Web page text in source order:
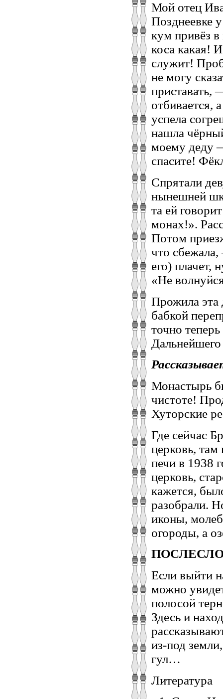
Мой отец
Позднеевке
кум привёз
коса какая!
служит!
не могу
приставать,
отбивается,
успела
нашла
моему деду
спасите!
Спрятали
нынешней
та ей
монах!».
Потом
что
его) плачет,
«Не
Прожила
бабкой
точно
Монастырь
чистоте!
Хуторские
Где сейчас
церковь, там
печи в 1938
церковь,
кажется,
разобрали.
иконы,
огороды, а
Если выйти
можно
полосой
Здесь и
из-под
гул…
Литература